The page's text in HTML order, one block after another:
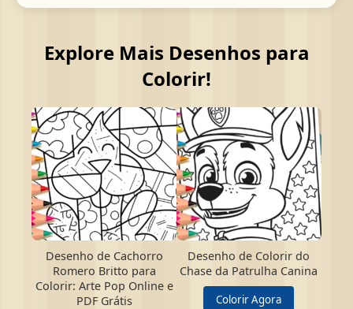
Explore Mais Desenhos para
Colorir!
Desenho de Cachorro
Romero Britto para
Colorir: Arte Pop Online e
PDF Grátis
Desenho de Colorir do
Chase da Patrulha Canina
Colorir Agora